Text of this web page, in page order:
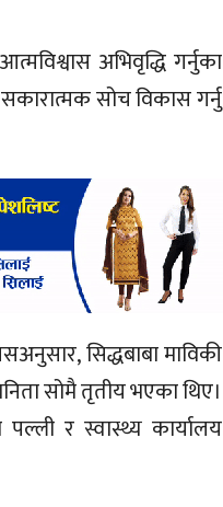
अभिवृद्धि गर्नुका
सोच विकास गर्नु
सिद्धबाबा माविकी
सोमै तृतीय भएका थिए।
पल्ली र स्वास्थ्य कार्यालय